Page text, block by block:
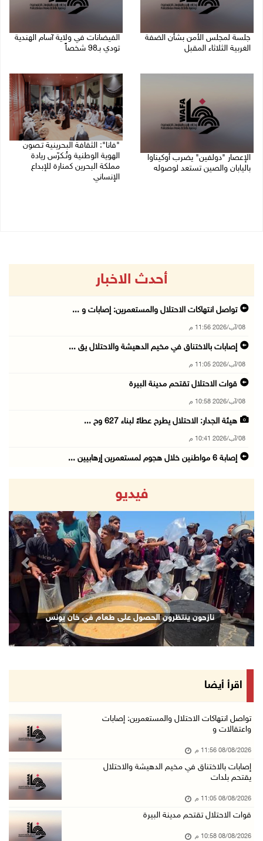
جلسة لمجلس الأمن بشأن الضفة
الغربية الثلاثاء المقبل
الفيضانات في ولاية آسام الهندية
تودي بـ98 شخصاً
الإعصار "دولفين" يضرب أوكيناوا
باليابان والصين تستعد لوصوله
"فانا": الثقافة البحرينية تـصون
الهوية الوطنية وتُـكرّس ريادة
مملكة البحرين كمنارة للإبداع
الإنساني
أحدث الاخبار
تواصل انتهاكات الاحتلال والمستعمرين: إصابات و ...
08/آب/2026 11:56 م
إصابات بالاختناق في مخيم الدهيشة والاحتلال يق ...
08/آب/2026 11:05 م
قوات الاحتلال تقتحم مدينة البيرة
08/آب/2026 10:58 م
هيئة الجدار: الاحتلال يطرح عطاءً لبناء 627 وح ...
08/آب/2026 10:41 م
إصابة 6 مواطنين خلال هجوم لمستعمرين إرهابيين ...
الاحتلال يحتجز مواطنين من طمون ومخيم الفارعة
08/آب/2026 09:33 م
الاحتلال يقتحم قرية المغير شمال شرق رام الله
08/آب/2026 09:32 م
مستعمرون يهاجمون مسجدا في بلدة إذنا غرب الخلي ...
08/آب/2026 09:11 م
الاحتلال يقتحم كوبر شمال رام الله
08/آب/2026 08:27 م
إصابات بالاختناق خلال مواجهات مع الاحتلال في ...
الاحتلال ينصب حواجز طيارة في محيط مخيم طولكرم ...
مستعمرون يهاجمون قرية أبو فلاح
مستعمرون يقتحمون بلدة بيت عور التحتا وقرية جل ...
08/آب/2026 06:39 م
فيديو
نازحون ينتظرون الحصول على طعام في خان يونس
Next
اقرأ أيضا
تواصل انتهاكات الاحتلال والمستعمرين: إصابات
واعتقالات و
08/08/2026 11:56 م
إصابات بالاختناق في مخيم الدهيشة والاحتلال
يقتحم بلدات
08/08/2026 11:05 م
قوات الاحتلال تقتحم مدينة البيرة
08/08/2026 10:58 م